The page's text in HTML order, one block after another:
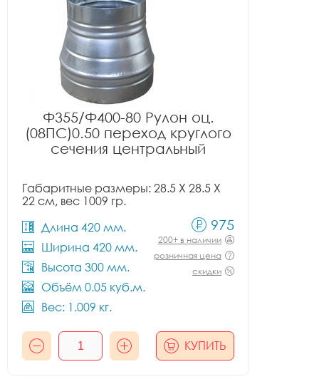
Ф355/Ф400-80 Рулон оц.
(08ПС)0.50 переход круглого
сечения центральный
Габаритные размеры: 28.5 X 28.5 X
22 см, вес 1009 гр.
Длина 420 мм.
Ширина 420 мм.
Высота 300 мм.
Объём 0.05 куб.м.
Вес: 1.009 кг.
975
200+ в наличии
розничная цена
скидки
КУПИТЬ